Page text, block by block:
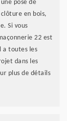
pose de
en bois,
Si vous
22 est
a toutes les
dans les
plus de détails